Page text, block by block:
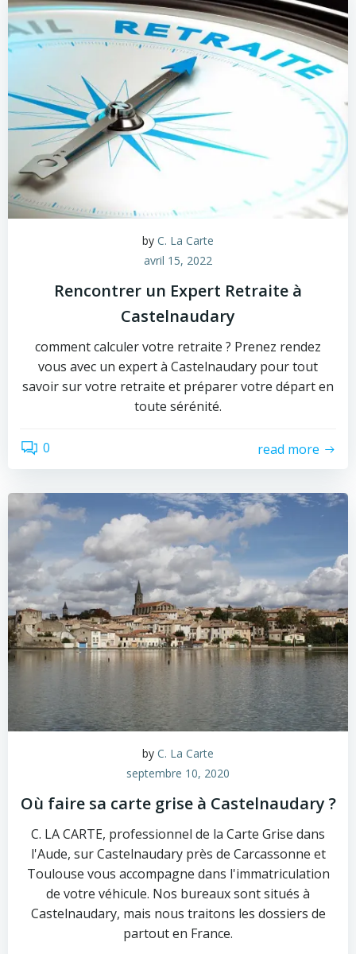
by C. La Carte
avril 15, 2022
Rencontrer un Expert Retraite à
Castelnaudary
comment calculer votre retraite ? Prenez rendez
vous avec un expert à Castelnaudary pour tout
savoir sur votre retraite et préparer votre départ en
toute sérénité.
0 read more
by C. La Carte
septembre 10, 2020
Où faire sa carte grise à Castelnaudary ?
C. LA CARTE, professionnel de la Carte Grise dans
l'Aude, sur Castelnaudary près de Carcassonne et
Toulouse vous accompagne dans l'immatriculation
de votre véhicule. Nos bureaux sont situés à
Castelnaudary, mais nous traitons les dossiers de
partout en France.